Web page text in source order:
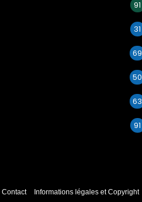
91
31
69
50
63
91
Contact Informations légales et Copyright